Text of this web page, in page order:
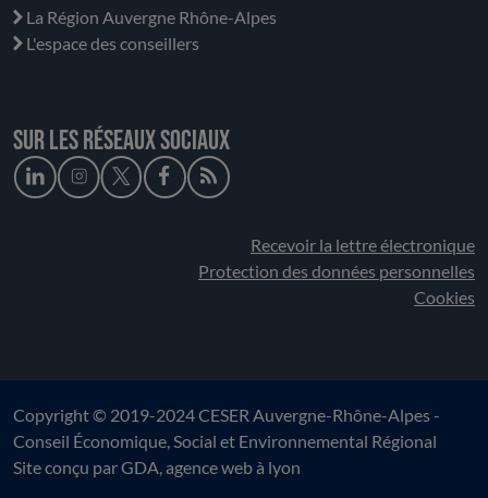
La Région Auvergne Rhône-Alpes
L'espace des conseillers
Sur les réseaux sociaux
Recevoir la lettre électronique
Protection des données personnelles
Cookies
Copyright © 2019-2024 CESER Auvergne-Rhône-Alpes -
Conseil Économique, Social et Environnemental Régional
Site conçu parGDA, agence web à lyon